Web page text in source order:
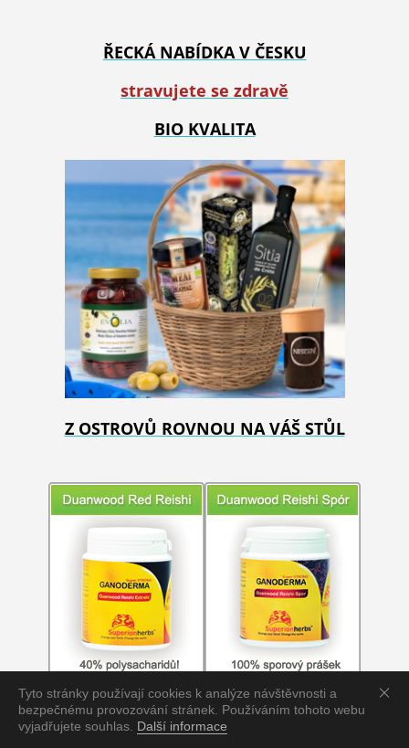
Tyto stránky používají cookies k analýze návštěvnosti a
bezpečnému provozování stránek. Používáním tohoto webu
vyjadřujete souhlas. Další informace
ŘECKÁ NABÍDKA V ČESKU
stravujete se zdravě
BIO KVALITA
Z OSTROVŮ ROVNOU NA VÁŠ STŮL